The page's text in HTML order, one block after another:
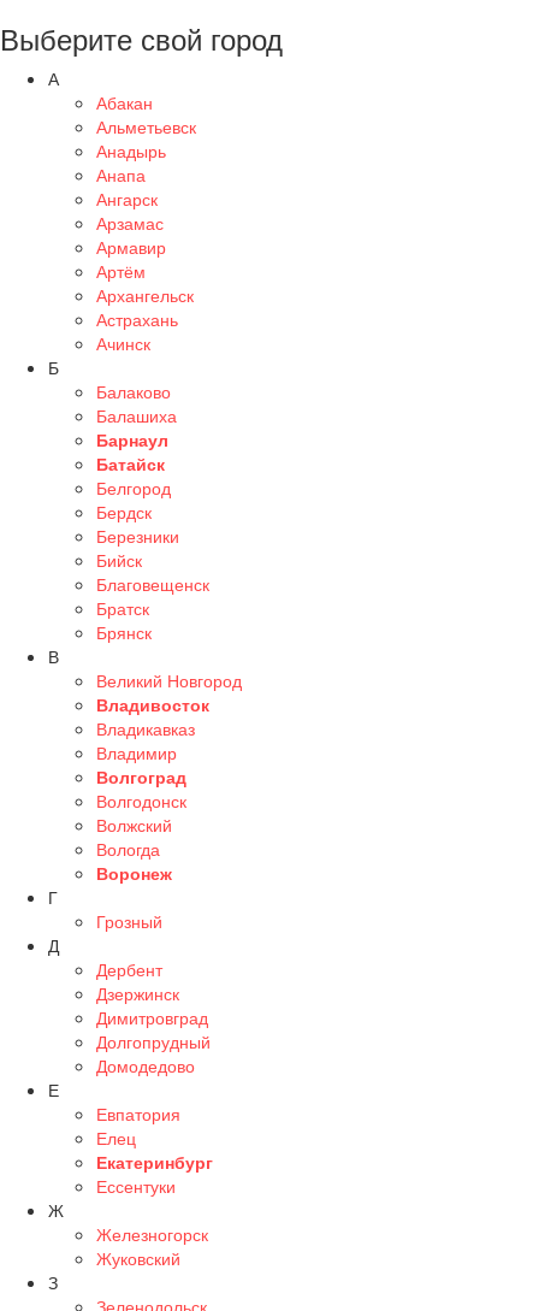
Выберите свой город
А
Абакан
Альметьевск
Анадырь
Анапа
Ангарск
Арзамас
Армавир
Артём
Архангельск
Астрахань
Ачинск
Б
Балаково
Балашиха
Барнаул
Батайск
Белгород
Бердск
Березники
Бийск
Благовещенск
Братск
Брянск
В
Великий Новгород
Владивосток
Владикавказ
Владимир
Волгоград
Волгодонск
Волжский
Вологда
Воронеж
Г
Грозный
Д
Дербент
Дзержинск
Димитровград
Долгопрудный
Домодедово
Е
Евпатория
Елец
Екатеринбург
Ессентуки
Ж
Железногорск
Жуковский
З